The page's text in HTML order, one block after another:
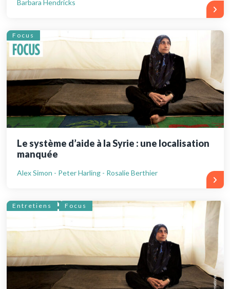
Barbara Hendricks
Focus
Le système d’aide à la Syrie : une localisation
manquée
Alex Simon - Peter Harling - Rosalie Berthier
Entretiens Focus